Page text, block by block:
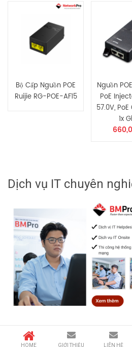
12W G (Hàng Chính Hãng)”
Bộ Cấp Nguồn POE
Ruijie RG-POE-AF15
Nguồn
PoE
57.0V, PoE
1x
Dịch vụ IT chuyên
HOME GIỚI THIỆU LIÊN HỆ